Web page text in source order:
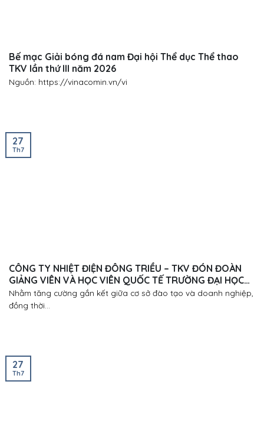
Bế mạc Giải bóng đá nam Đại hội Thể dục Thể thao
TKV lần thứ III năm 2026
Nguồn: https://vinacomin.vn/vi
CÔNG TY NHIỆT ĐIỆN ĐÔNG TRIỀU – TKV ĐÓN ĐOÀN
GIẢNG VIÊN VÀ HỌC VIÊN QUỐC TẾ TRƯỜNG ĐẠI HỌC
MỎ – ĐỊA CHẤT ĐẾN THAM QUAN, HỌC TẬP THỰC TẾ
Nhằm tăng cường gắn kết giữa cơ sở đào tạo và doanh nghiệp,
đồng thời...
27
Th7
27
Th7